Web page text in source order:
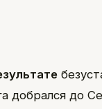
добрался до